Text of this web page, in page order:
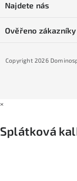
Obchodní podmínky
Podmínky GDPR
Podmínky nákupu na
Naše prodejna
Najdete nás
Ověřeno zákazníky
Copyright 2026
×
Splátková